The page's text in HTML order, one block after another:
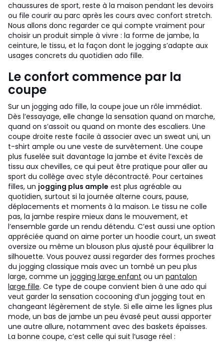
chaussures de sport, reste à la maison pendant les devoirs
ou file courir au parc après les cours avec confort stretch.
Nous allons donc regarder ce qui compte vraiment pour
choisir un produit simple à vivre : la forme de jambe, la
ceinture, le tissu, et la façon dont le jogging s’adapte aux
usages concrets du quotidien ado fille.
Le confort commence par la
coupe
Sur un jogging ado fille, la coupe joue un rôle immédiat.
Dès l’essayage, elle change la sensation quand on marche,
quand on s’assoit ou quand on monte des escaliers. Une
coupe droite reste facile à associer avec un sweat uni, un
t-shirt ample ou une veste de survêtement. Une coupe
plus fuselée suit davantage la jambe et évite l’excès de
tissu aux chevilles, ce qui peut être pratique pour aller au
sport du collège avec style décontracté. Pour certaines
filles, un jogging plus ample est plus agréable au
quotidien, surtout si la journée alterne cours, pause,
déplacements et moments à la maison. Le tissu ne colle
pas, la jambe respire mieux dans le mouvement, et
l’ensemble garde un rendu détendu. C’est aussi une option
appréciée quand on aime porter un hoodie court, un sweat
oversize ou même un blouson plus ajusté pour équilibrer la
silhouette. Vous pouvez aussi regarder des formes proches
du jogging classique mais avec un tombé un peu plus
large, comme un jogging large enfant ou un pantalon
large fille. Ce type de coupe convient bien à une ado qui
veut garder la sensation cocooning d’un jogging tout en
changeant légèrement de style. Si elle aime les lignes plus
mode, un bas de jambe un peu évasé peut aussi apporter
une autre allure, notamment avec des baskets épaisses.
La bonne coupe, c’est celle qui suit l’usage réel :